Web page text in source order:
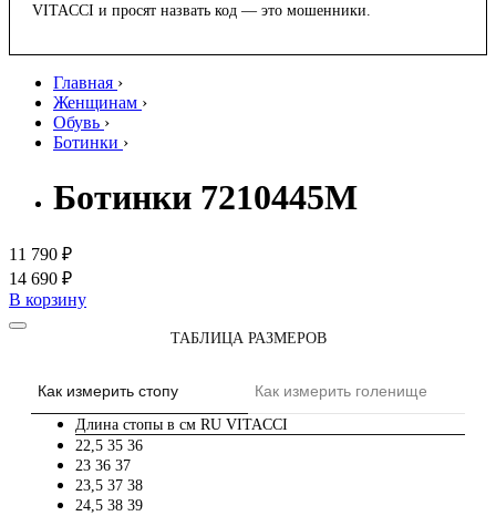
VITACCI и просят назвать код — это мошенники.
Главная ›
Женщинам ›
Обувь ›
Ботинки ›
Ботинки 7210445M
11 790 ₽
14 690 ₽
В корзину
ТАБЛИЦА РАЗМЕРОВ
Как измерить стопу Как измерить голенище
Длина стопы в см RU VITACCI
22,5 35 36
23 36 37
23,5 37 38
24,5 38 39